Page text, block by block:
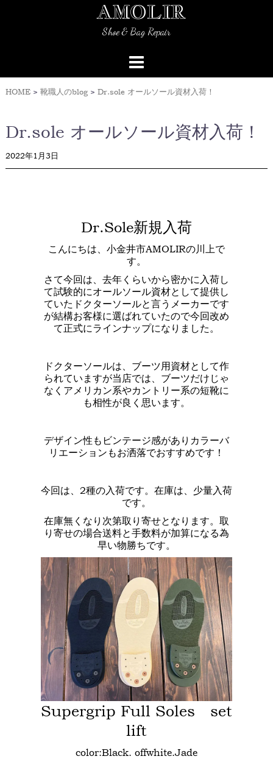
AMOLIR
Shoe & Bag Repair
HOME> 靴職人のblog> Dr.sole オールソール資材入荷！
Dr.sole オールソール資材入荷！
2022年1月3日
Dr.Sole新規入荷
こんにちは、小金井市AMOLIRの川上で
す。
さて今回は、去年くらいから密かに入荷し
て試験的にオールソール資材として提供し
ていたドクターソールと言うメーカーです
が結構お客様に選ばれていたので今回改め
て正式にラインナップになりました。
ドクターソールは、ブーツ用資材として作
られていますが当店では、ブーツだけじゃ
なくアメリカン系やカントリー系の短靴に
も相性が良く思います。
デザイン性もビンテージ感がありカラーバ
リエーションもお洒落でおすすめです！
今回は、2種の入荷です。在庫は、少量入荷
です。
在庫無くなり次第取り寄せとなります。取
り寄せの場合送料と手数料が加算になる為
早い物勝ちです。
Supergrip Full Soles set
lift
color:Black. offwhite.Jade